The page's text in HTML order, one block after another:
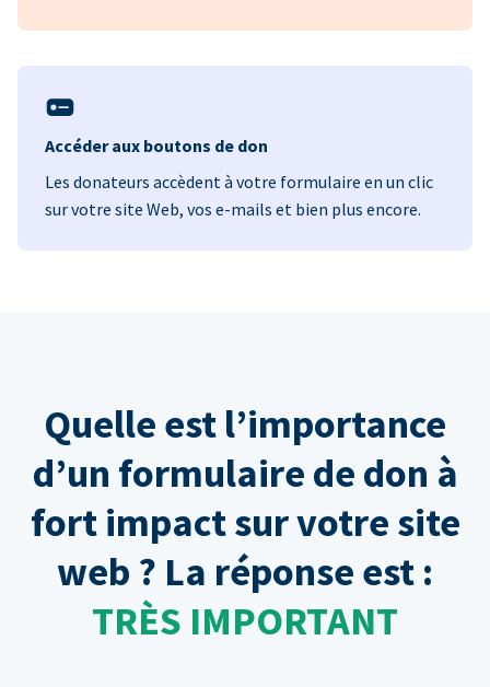
Accéder aux boutons de don
Les donateurs accèdent à votre formulaire en un clic
sur votre site Web, vos e-mails et bien plus encore.
Quelle est l’importance
d’un formulaire de don à
fort impact sur votre site
web ? La réponse est :
TRÈS IMPORTANT